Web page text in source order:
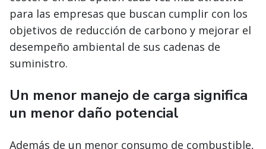
para las empresas que buscan cumplir con los
objetivos de reducción de carbono y mejorar el
desempeño ambiental de sus cadenas de
suministro.
Un menor manejo de carga significa
un menor daño potencial
Además de un menor consumo de combustible,